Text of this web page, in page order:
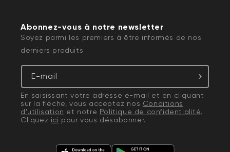
Abonnez-vous à notre newsletter
Soyez parmi les premiers à être informés de nos
derniers produits
E-mail
En saisissant votre adresse e-mail et en cliquant
sur la flèche, vous acceptez nos Conditions
d'utilisation et notre Politique de confidentialité.
Cliquez ici pour vous désabonner.